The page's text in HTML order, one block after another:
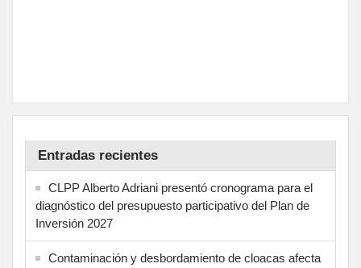
Entradas recientes
CLPP Alberto Adriani presentó cronograma para el
diagnóstico del presupuesto participativo del Plan de
Inversión 2027
Contaminación y desbordamiento de cloacas afecta